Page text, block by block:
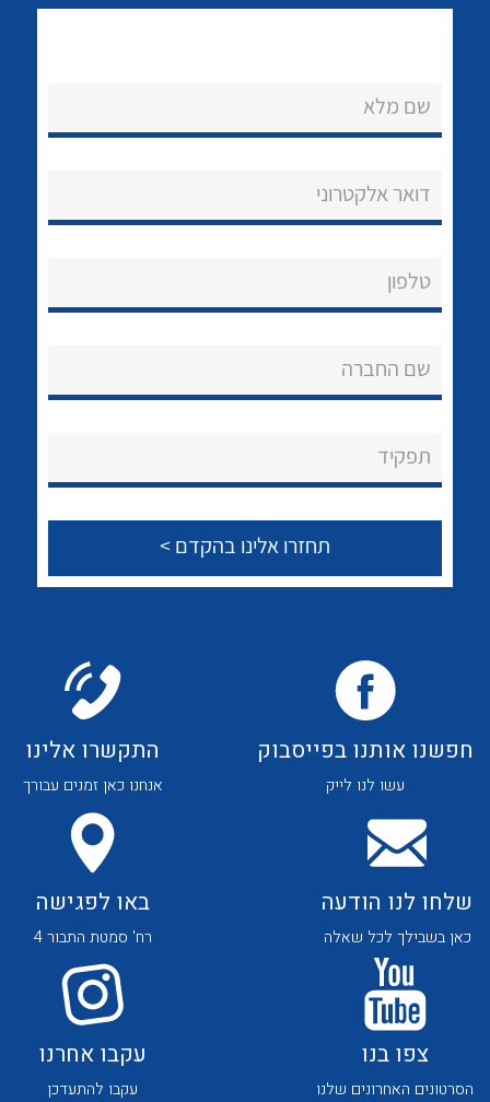
נקודות מכירה
שאלות ותשובות
צור קשר
לכל מוצרי היצרן לכל מוצרי היצרן
שם מלא
דואר אלקטרוני
טלפון
שם החברה
תפקיד
חפשנו אותנו בפייסבוק
עשו לנו לייק
התקשרו אלינו
אנחנו כאן זמנים עבורך
שלחו לנו הודעה
כאן בשבילך לכל שאלה
באו לפגישה
רח' סמטת התבור 4
צפו בנו
הסרטונים האחרונים שלנו
עקבו אחרנו
עקבו להתעדכן